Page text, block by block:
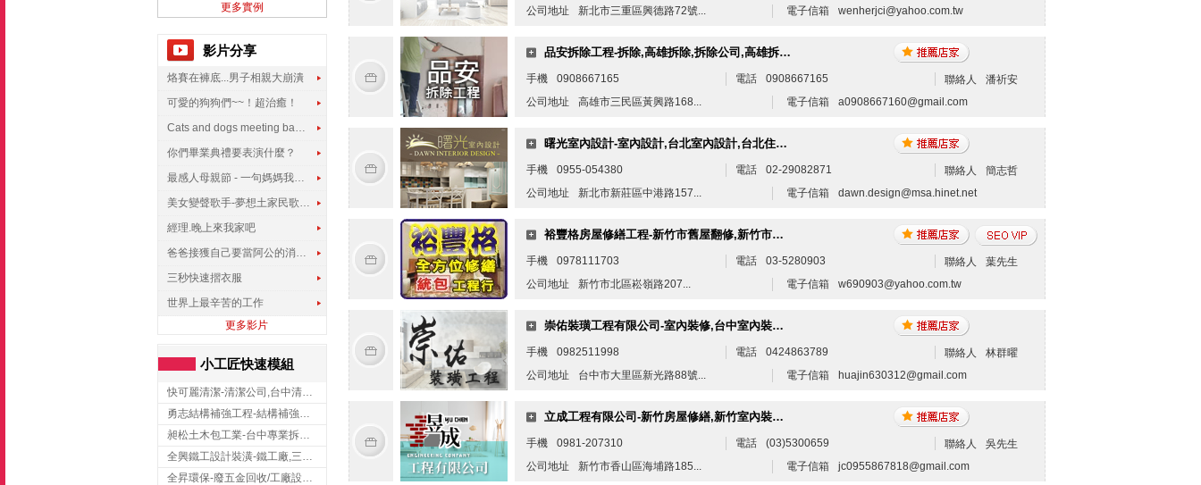
更多實例
影片分享
烙賽在褲底...男子相親大崩潰
可愛的狗狗們~~！超治癒！
Cats and dogs meeting babies for the first time
你們畢業典禮要表演什麼？
最感人母親節 - 一句媽媽我愛你
美女變聲歌手-夢想土家民歌傳遍世界
經理.晚上來我家吧
爸爸接獲自己要當阿公的消息，反應史上最可愛!!!
三秒快速摺衣服
世界上最辛苦的工作
更多影片
小工匠快速模組
快可麗清潔-清潔公司,台中清潔公司,台中居家清潔
勇志結構補強工程-結構補強工程 ,桃園結構補強工程,龍潭結構補強工程
昶松土木包工業-台中專業拆除工程/挖土機出租
全興鐵工設計裝潢-鐵工廠,三峽鐵工廠,台北鐵工廠
全昇環保-廢五金回收/工廠設備收購/機械設備回收/高價收購廠房設備
公司地址
新北市三重區興德路72號... 電子信箱 wenherjci@yahoo.com.tw
品安拆除工程-拆除,高雄拆除,拆除公司,高雄拆除公司,高雄裝潢拆除,高雄專業拆除
手機 0908667165 電話 0908667165 聯絡人
潘祈安
公司地址
高雄市三民區黃興路168... 電子信箱 a0908667160@gmail.com
曙光室內設計-室內設計,台北室內設計,台北住宅設計,台北居家設計
手機 0955-054380 電話 02-29082871 聯絡人
簡志哲
公司地址
新北市新莊區中港路157... 電子信箱 dawn.design@msa.hinet.net
裕豐格房屋修繕工程-新竹市舊屋翻修,新竹市泥作工程,新竹市房屋改建,新竹市房屋修繕,新竹市套房改建
手機 0978111703 電話 03-5280903 聯絡人
葉先生
公司地址
新竹市北區崧嶺路207... 電子信箱 w690903@yahoo.com.tw
崇佑裝璜工程有限公司-室內裝修,台中室內裝修,大里室內裝修
手機 0982511998 電話 0424863789 聯絡人
林群曜
公司地址
台中市大里區新光路88號... 電子信箱 huajin630312@gmail.com
立成工程有限公司-新竹房屋修繕,新竹室內裝修公司
手機 0981-207310 電話 (03)5300659 聯絡人
吳先生
公司地址
新竹市香山區海埔路185... 電子信箱 jc0955867818@gmail.com